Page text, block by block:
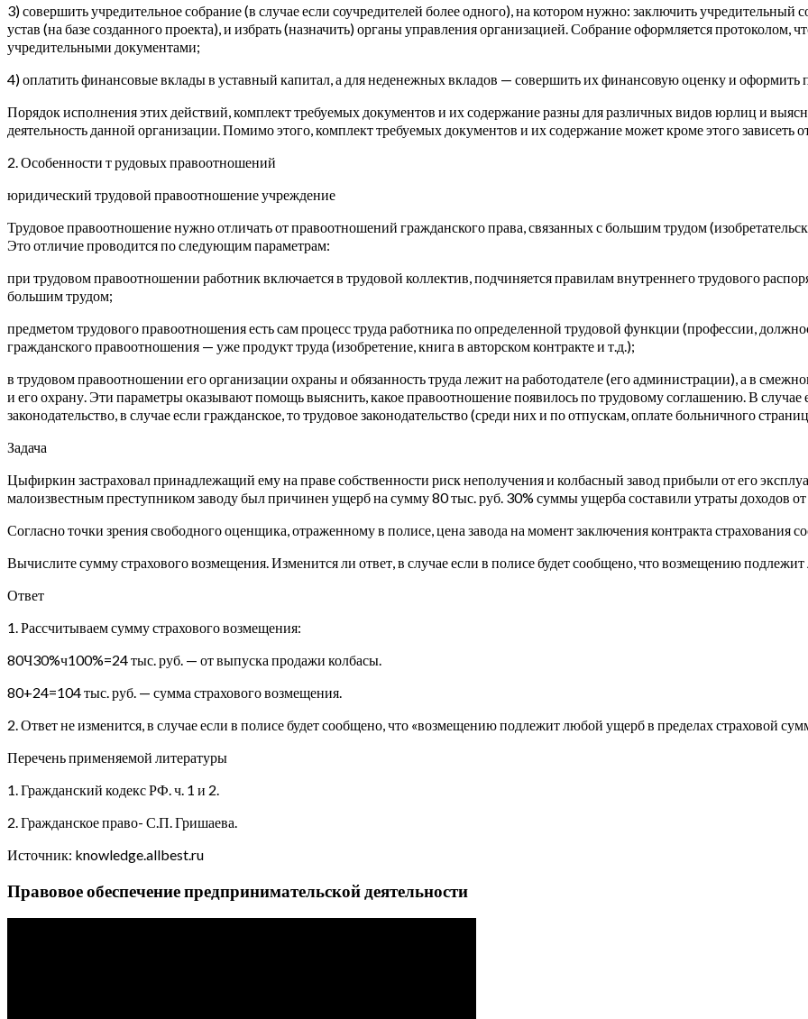
3) совершить учредительное собрание (в случае если соучредителей более одного), на котором нужно: заключить учредительный
устав (на базе созданного проекта), и избрать (назначить) органы управления организацией. Собрание оформляется протоколом,
учредительными документами;
4) оплатить финансовые вклады в уставный капитал, а для неденежных вкладов — совершить их финансовую оценку и оформить
Порядок исполнения этих действий, комплект требуемых документов и их содержание разны для различных видов юрлиц и
деятельность данной организации. Помимо этого, комплект требуемых документов и их содержание может кроме этого зависеть
2. Особенности т рудовых правоотношений
юридический трудовой правоотношение учреждение
Трудовое правоотношение нужно отличать от правоотношений гражданского права, связанных с большим трудом
Это отличие проводится по следующим параметрам:
при трудовом правоотношении работник включается в трудовой коллектив, подчиняется правилам внутреннего трудового
большим трудом;
предметом трудового правоотношения есть сам процесс труда работника по определенной трудовой функции (профессии,
гражданского правоотношения — уже продукт труда (изобретение, книга в авторском контракте и т.д.);
в трудовом правоотношении его организации охраны и обязанность труда лежит на работодателе (его администрации), а в
и его охрану. Эти параметры оказывают помощь выяснить, какое правоотношение появилось по трудовому соглашению. В случае
законодательство, в случае если гражданское, то трудовое законодательство (среди них и по отпускам, оплате больничного
Задача
Цыфиркин застраховал принадлежащий ему на праве собственности риск неполучения и колбасный завод прибыли от его
малоизвестным преступником заводу был причинен ущерб на сумму 80 тыс. руб. 30% суммы ущерба составили утраты доходов
Согласно точки зрения свободного оценщика, отраженному в полисе, цена завода на момент заключения контракта страхования
Вычислите сумму страхового возмещения. Изменится ли ответ, в случае если в полисе будет сообщено, что возмещению
Ответ
1. Рассчитываем сумму страхового возмещения:
80Ч30%ч100%=24 тыс. руб. — от выпуска продажи колбасы.
80+24=104 тыс. руб. — сумма страхового возмещения.
2. Ответ не изменится, в случае если в полисе будет сообщено, что «возмещению подлежит любой ущерб в пределах страховой
Перечень применяемой литературы
1. Гражданский кодекс РФ. ч. 1 и 2.
2. Гражданское право- С.П. Гришаева.
Источник: knowledge.allbest.ru
Правовое обеспечение предпринимательской деятельности